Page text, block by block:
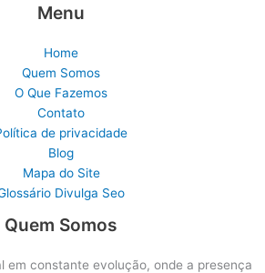
Menu
Home
Quem Somos
O Que Fazemos
Contato
de privacidade
Blog
Mapa do Site
Divulga Seo
Quem Somos
em constante evolução, onde a presença